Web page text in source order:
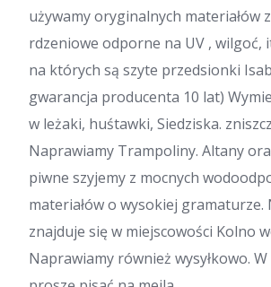
używamy oryginalnych materiałów
rdzeniowe odporne na UV , wilgoć,
na których są szyte przedsionki
gwarancja producenta 10 lat)
w leżaki, huśtawki, Siedziska.
Naprawiamy Trampoliny. Altany
piwne szyjemy z mocnych
materiałów o wysokiej gramaturze.
znajduje się w miejscowości Kolno
Naprawiamy również wysyłkowo.